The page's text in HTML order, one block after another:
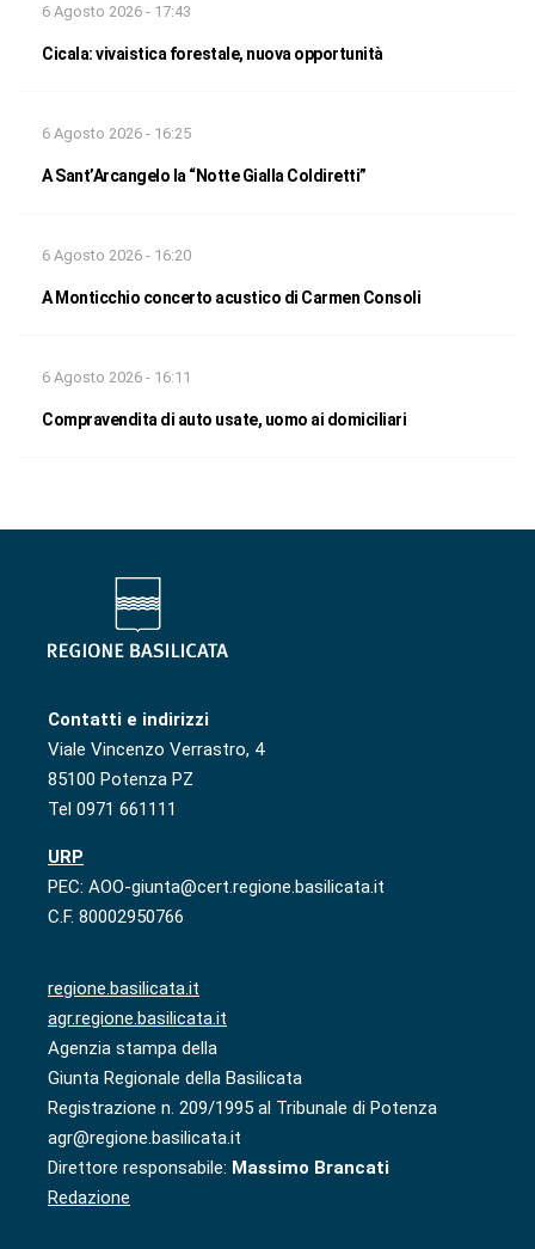
6 Agosto 2026 - 17:43
Cicala: vivaistica forestale, nuova opportunità
6 Agosto 2026 - 16:25
A Sant’Arcangelo la “Notte Gialla Coldiretti”
6 Agosto 2026 - 16:20
A Monticchio concerto acustico di Carmen Consoli
6 Agosto 2026 - 16:11
Compravendita di auto usate, uomo ai domiciliari
Contatti e indirizzi
Viale Vincenzo Verrastro, 4
85100 Potenza PZ
Tel 0971 661111
URP
PEC: AOO-giunta@cert.regione.basilicata.it
C.F. 80002950766
regione.basilicata.it
agr.regione.basilicata.it
Agenzia stampa della
Giunta Regionale della Basilicata
Registrazione n. 209/1995 al Tribunale di Potenza
agr@regione.basilicata.it
Direttore responsabile: Massimo Brancati
Redazione